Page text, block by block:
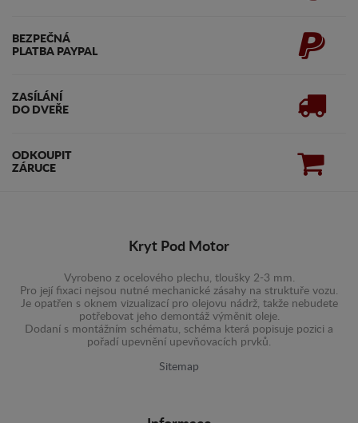
BEZPEČNÁ
PLATBA PAYPAL
ZASÍLÁNÍ
DO DVEŘE
ODKOUPIT
ZÁRUCE
Kryt Pod Motor
Vyrobeno z ocelového plechu, tloušky 2-3 mm.
Pro její fixaci nejsou nutné mechanické zásahy na struktuře vozu.
Je opatřen s oknem vizualizací pro olejovu nádrž, takže nebudete
potřebovat jeho demontáž výměnit oleje.
Dodaní s montážním schématu, schéma která popisuje pozici a
pořadí upevnění upevňovacích prvků.
Sitemap